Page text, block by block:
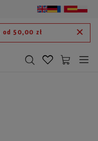
od 50,00 zł